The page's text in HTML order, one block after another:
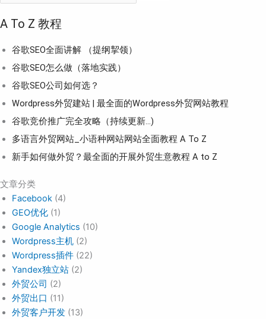
A To Z 教程
谷歌SEO全面讲解 （提纲挈领）
谷歌SEO怎么做（落地实践）
谷歌SEO公司如何选？
Wordpress外贸建站 | 最全面的Wordpress外贸网站教程
谷歌竞价推广完全攻略（持续更新…)
多语言外贸网站_小语种网站网站全面教程 A To Z
新手如何做外贸？最全面的开展外贸生意教程 A to Z
文章分类
Facebook (4)
GEO优化 (1)
Google Analytics (10)
Wordpress主机 (2)
Wordpress插件 (22)
Yandex独立站 (2)
外贸公司 (2)
外贸出口 (11)
外贸客户开发 (13)